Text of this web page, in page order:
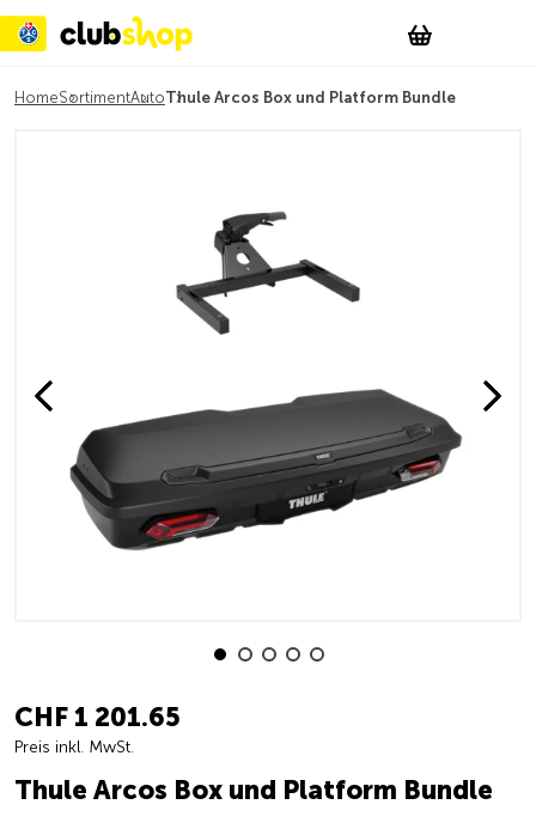
Account
WishList
HomeSortimentAutoThule Arcos Box und Platform Bundle
CHF 1 201.65
Preis inkl. MwSt.
Thule Arcos Box und Platform Bundle